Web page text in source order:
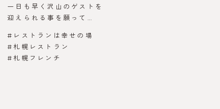
一日も早く沢山のゲストを
迎えられる事を願って…
#レストランは幸せの場
#札幌レストラン
#札幌フレンチ